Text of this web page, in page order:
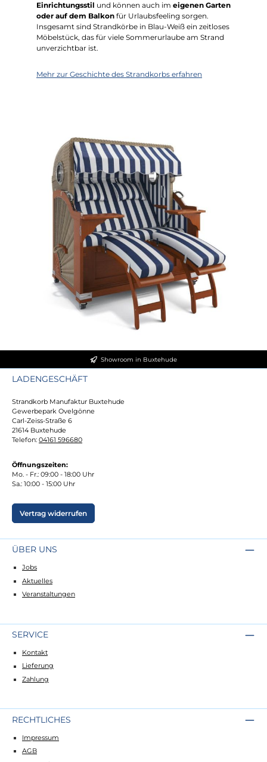
Einrichtungsstil und können auch im eigenen Garten
oder auf dem Balkon für Urlaubsfeeling sorgen.
Insgesamt sind Strandkörbe in Blau-Weiß ein zeitloses
Möbelstück, das für viele Sommerurlaube am Strand
unverzichtbar ist.
Mehr zur Geschichte des Strandkorbs erfahren
Showroom in Buxtehude
LADENGESCHÄFT
Strandkorb Manufaktur Buxtehude
Gewerbepark Ovelgönne
Carl-Zeiss-Straße 6
21614 Buxtehude
Telefon: 04161 596680
Öffnungszeiten:
Mo. - Fr.: 09:00 - 18:00 Uhr
Sa.: 10:00 - 15:00 Uhr
Vertrag widerrufen
ÜBER UNS
Jobs
Aktuelles
Veranstaltungen
SERVICE
Kontakt
Lieferung
Zahlung
RECHTLICHES
Impressum
AGB